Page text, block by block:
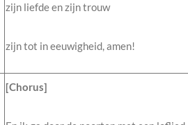
zijn liefde en zijn trouw
zijn tot in eeuwigheid, amen!
[Chorus]